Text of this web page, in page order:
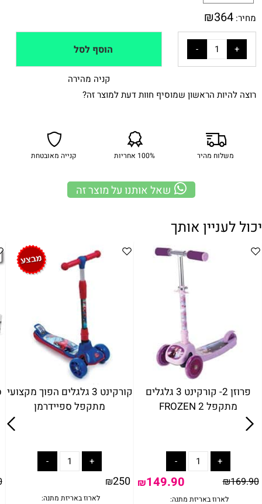
מחיר:
₪364
הוסף לסל
קניה מהירה
רוצה להיות הראשון שמוסיף חוות דעת למוצר זה?
משלוח מהיר 100% אחריות קנייה מאובטחת
שאל אותנו על מוצר זה
יכול לעניין אותך
קורקינט 3 גלגלים הפוך מקצועי
מתקפל ספיידרמן
₪250
פרוזן 2- קורקינט 3 גלגלים
מתקפל FROZEN 2
₪169.90
₪149.90